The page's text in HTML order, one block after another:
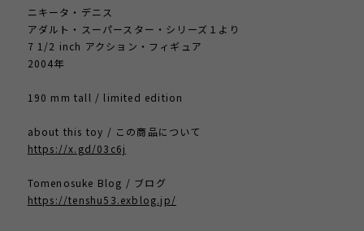
ニキータ・デニス
アダルト・スーパースター・シリーズ１より
7 1/2 inch アクション・フィギュア
2004年
190 mm tall / limited edition
about this toy / この商品について
https://x.gd/03c6j
Tomenosuke Blog / ブログ
https://tenshu53.exblog.jp/